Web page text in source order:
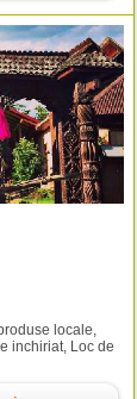
locale,
inchiriat, Loc de